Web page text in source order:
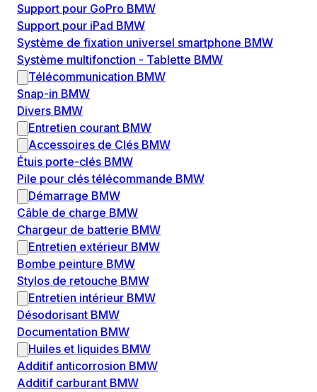
Support pour GoPro BMW
Support pour iPad BMW
Système de fixation universel smartphone BMW
Système multifonction - Tablette BMW
Télécommunication BMW
Snap-in BMW
Divers BMW
Entretien courant BMW
Accessoires de Clés BMW
Étuis porte-clés BMW
Pile pour clés télécommande BMW
Démarrage BMW
Câble de charge BMW
Chargeur de batterie BMW
Entretien extérieur BMW
Bombe peinture BMW
Stylos de retouche BMW
Entretien intérieur BMW
Désodorisant BMW
Documentation BMW
Huiles et liquides BMW
Additif anticorrosion BMW
Additif carburant BMW